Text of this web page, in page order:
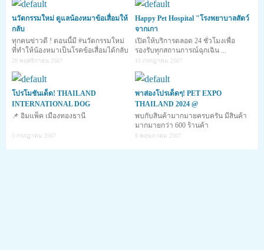
น้องหมาใกล้ชิดกันมากขึ้นถึงแม้ตัวจะอยู่ไกลกันค่ะ
ว่านี้จะยังไงนะ ต้องไปติดตามกันค่ะ
คุณสมบัติพิเศษ
แก้ปัญหาน้องหมาขี้เหงาด้วย PetChatz ... อุปกรณ์ PetChatz เป็นวีดีโอ
โฟน ที่สามารถเห็นหน้าคู่สนทนาได้ ผลิตโดยบริษัทเพ็ทแชทซ์ ในมลรัฐ
มินนิโซตา โดยเป็นอุปกรณ์ที่ใช้สื่อสารระหว่างผู้เลี้ยงกับน้องหมา(รวมไปถึง
นวัตกรรมใหม่ ดูแลน้องหมาข้อเสื่อมให้
กลับ
ทุกคนข่าวดี ! ตอนนี้มี #นวัตกรรมใหม่
ที่ทำให้น้องหมาเป็นโรคข้อเสื่อมได้กลับ
มาซ่าอีกคร
20 พฤศจิกายน 2567
Happy Pet Hospital "โรงพยาบาลสัตว์
จากเกา
เปิดให้บริการตลอด 24 ชั่วโมงเพื่อ
รองรับทุกสถานการณ์ฉุกเฉิน ...
15 กรกฎาคม 2567
โปรโมชันเด็ด! THAILAND
INTERNATIONAL DOG
📌 อิมแพ็ค เมืองทองธานี
5 กรกฎาคม 2567
พาส่องโปรเด็ดๆ! PET EXPO
THAILAND 2024 @
พบกับสินค้ามากมายครบครัน มีสินค้า
มากมายกว่า 600 ร้านค้า
8 พฤษภาคม 2567